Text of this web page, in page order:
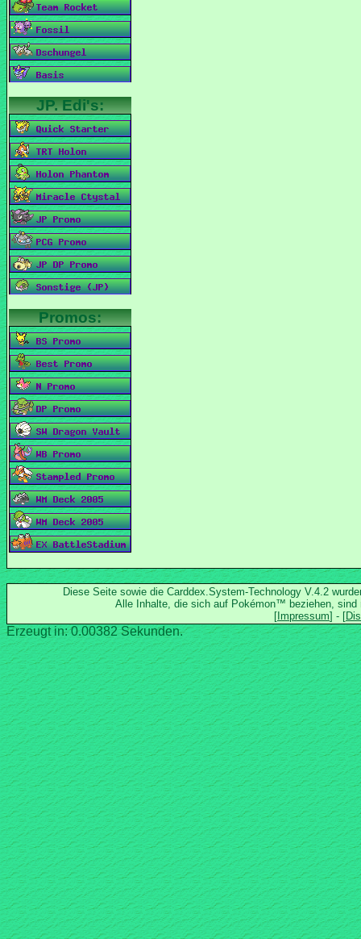
Diese Seite sowie die Carddex.System-Technology V.4.2
Alle Inhalte, die sich auf Pokémon™ beziehen, sind
Erzeugt in: 0.00382 Sekunden.